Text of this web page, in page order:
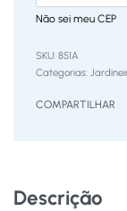
Não sei meu CEP
851A
Categorias:
COMPARTILHAR
Descrição